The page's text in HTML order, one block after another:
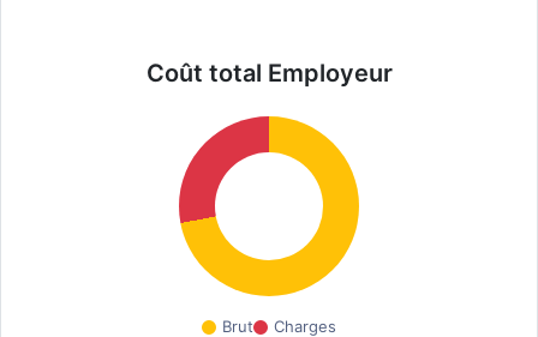
Coût total Employeur
Brut Charges